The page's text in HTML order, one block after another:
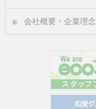
会社概要・企業理念